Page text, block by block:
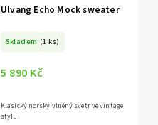
Ulvang Echo Mock sweater
Skladem (1 ks)
5 890 Kč
Klasický norský vlněný svetr ve vintage
stylu